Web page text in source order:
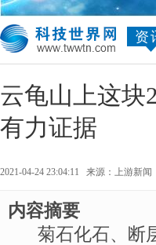
资
云龟山上这块
有力证据
2021-04-24 23:04:11 来源： 上游新闻
内容摘要
菊石化石、断